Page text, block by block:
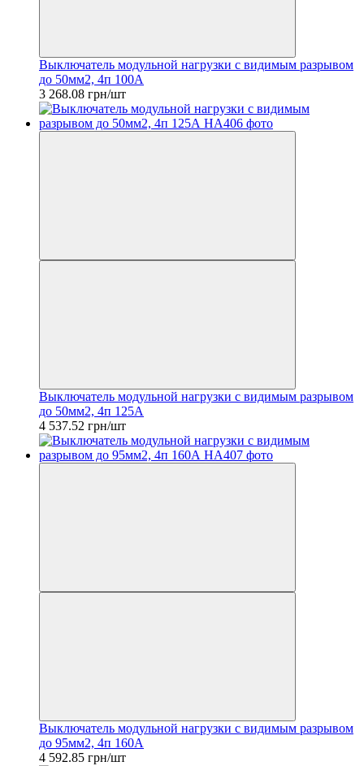
Выключатель модульной нагрузки с видимым разрывом
до 50мм2, 4п 100А
3 268.08 грн/шт
Выключатель модульной нагрузки с видимым разрывом
до 50мм2, 4п 125А
4 537.52 грн/шт
Выключатель модульной нагрузки с видимым разрывом
до 95мм2, 4п 160А
4 592.85 грн/шт